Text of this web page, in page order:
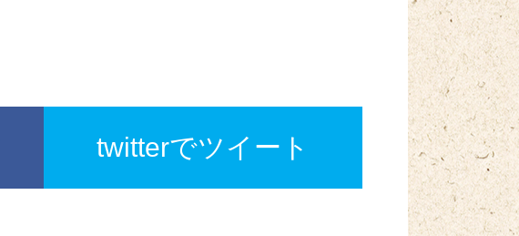
twitterでツイート